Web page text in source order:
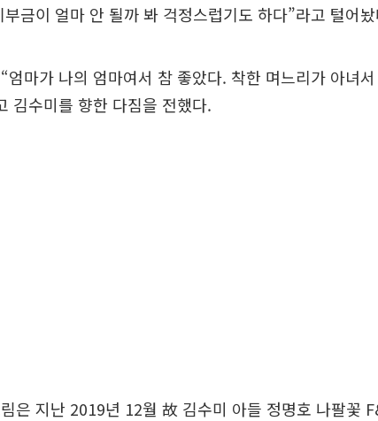
부금이 얼마 안 될까 봐 걱정스럽기도 하다”라고 털어
엄마가 나의 엄마여서 참 좋았다. 착한 며느리가 아녀
김수미를 향한 다짐을 전했다.
은 지난 2019년 12월 故 김수미 아들 정명호 나팔꽃